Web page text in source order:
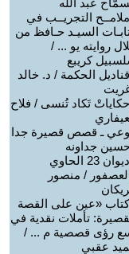
عبد الله
ملامــح التجريــب في
السيـد حـافظ من
روايته يو ... /
كريبع
قناديل الحكمة / د. خالد
حكاياتْ تَكاد تُنسى / فلاح
وعي ـ قصص قصيرة جدا
جداونه
ديوان 23 الحاوي
/ منصور
كتاب «عين على القصة
تأملات نقدية في
رؤى قصصية م ... /
عقبي